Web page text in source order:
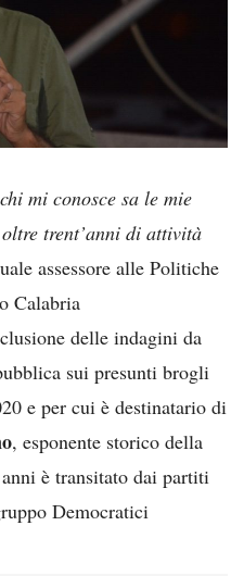
mi conosce sa le mie
trent’anni di attività
assessore alle Politiche
Calabria
delle indagini da
sui presunti brogli
e per cui è destinatario di
, esponente storico della
è transitato dai partiti
Democratici